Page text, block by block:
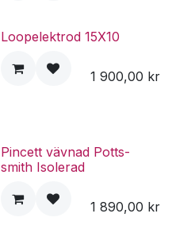
Loopelektrod 15X10
1 900,00 kr
Pincett vävnad Potts-
smith Isolerad
1 890,00 kr